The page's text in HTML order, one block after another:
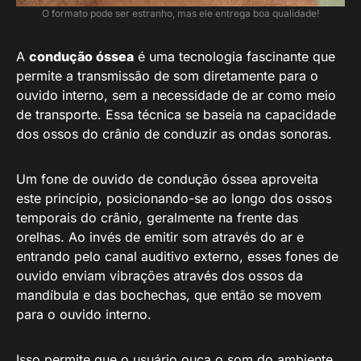
O formato pode ser estranho, mas ele entrega boa qualidade!
A condução óssea é uma tecnologia fascinante que
permite a transmissão de som diretamente para o
ouvido interno, sem a necessidade de ar como meio
de transporte. Essa técnica se baseia na capacidade
dos ossos do crânio de conduzir as ondas sonoras.
Um fone de ouvido de condução óssea aproveita
este princípio, posicionando-se ao longo dos ossos
temporais do crânio, geralmente na frente das
orelhas. Ao invés de emitir som através do ar e
entrando pelo canal auditivo externo, esses fones de
ouvido enviam vibrações através dos ossos da
mandíbula e das bochechas, que então se movem
para o ouvido interno.